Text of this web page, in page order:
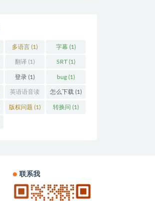
多语言 (1) 字幕 (1)
翻译 (1) SRT (1)
登录 (1) bug (1)
英语语音读
音错误 (1)
怎么下载 (1)
版权问题 (1) 转换问 (1)
联系我